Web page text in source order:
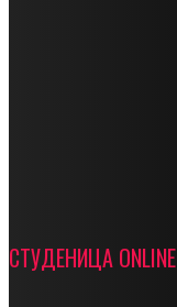
СТУДЕНИЦА ONLINE